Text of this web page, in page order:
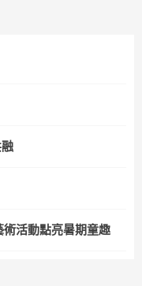
活動點亮暑期童趣